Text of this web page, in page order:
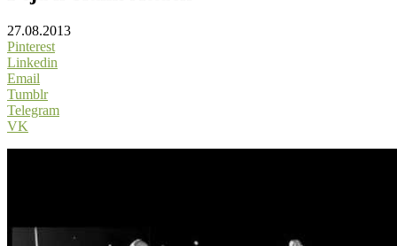
27.08.2013
Pinterest
Linkedin
Email
Tumblr
Telegram
VK